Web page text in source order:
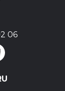
SUB BLAT
06